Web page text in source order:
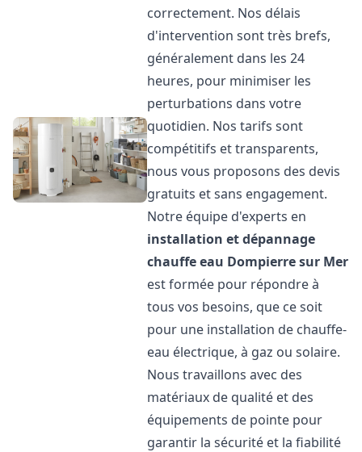
correctement. Nos délais
d'intervention sont très brefs,
généralement dans les 24
heures, pour minimiser les
perturbations dans votre
quotidien. Nos tarifs sont
compétitifs et transparents,
nous vous proposons des devis
gratuits et sans engagement.
Notre équipe d'experts en
installation et dépannage
chauffe eau Dompierre sur Mer
est formée pour répondre à
tous vos besoins, que ce soit
pour une installation de chauffe-
eau électrique, à gaz ou solaire.
Nous travaillons avec des
matériaux de qualité et des
équipements de pointe pour
garantir la sécurité et la fiabilité